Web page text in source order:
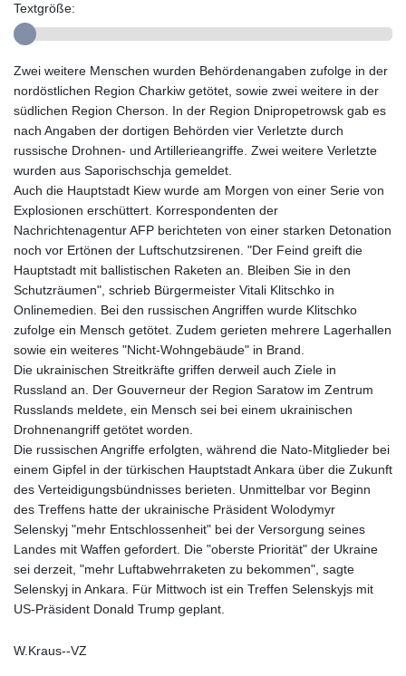
Textgröße:
Zwei weitere Menschen wurden Behördenangaben zufolge in der
nordöstlichen Region Charkiw getötet, sowie zwei weitere in der
südlichen Region Cherson. In der Region Dnipropetrowsk gab es
nach Angaben der dortigen Behörden vier Verletzte durch
russische Drohnen- und Artillerieangriffe. Zwei weitere Verletzte
wurden aus Saporischschja gemeldet.
Auch die Hauptstadt Kiew wurde am Morgen von einer Serie von
Explosionen erschüttert. Korrespondenten der
Nachrichtenagentur AFP berichteten von einer starken Detonation
noch vor Ertönen der Luftschutzsirenen. "Der Feind greift die
Hauptstadt mit ballistischen Raketen an. Bleiben Sie in den
Schutzräumen", schrieb Bürgermeister Vitali Klitschko in
Onlinemedien. Bei den russischen Angriffen wurde Klitschko
zufolge ein Mensch getötet. Zudem gerieten mehrere Lagerhallen
sowie ein weiteres "Nicht-Wohngebäude" in Brand.
Die ukrainischen Streitkräfte griffen derweil auch Ziele in
Russland an. Der Gouverneur der Region Saratow im Zentrum
Russlands meldete, ein Mensch sei bei einem ukrainischen
Drohnenangriff getötet worden.
Die russischen Angriffe erfolgten, während die Nato-Mitglieder bei
einem Gipfel in der türkischen Hauptstadt Ankara über die Zukunft
des Verteidigungsbündnisses berieten. Unmittelbar vor Beginn
des Treffens hatte der ukrainische Präsident Wolodymyr
Selenskyj "mehr Entschlossenheit" bei der Versorgung seines
Landes mit Waffen gefordert. Die "oberste Priorität" der Ukraine
sei derzeit, "mehr Luftabwehrraketen zu bekommen", sagte
Selenskyj in Ankara. Für Mittwoch ist ein Treffen Selenskyjs mit
US-Präsident Donald Trump geplant.
W.Kraus--VZ